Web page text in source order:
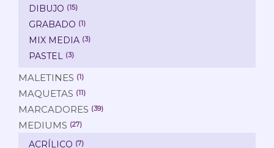
DIBUJO (15)
GRABADO (1)
MIX MEDIA (3)
PASTEL (3)
MALETINES (1)
MAQUETAS (11)
MARCADORES (39)
MEDIUMS (27)
ACRÍLICO (7)